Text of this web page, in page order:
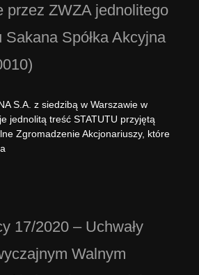
przez ZWZA jednolitego
Spółka Akcyjna
S.A. z siedzibą w Warszawie w
jednolitą treść STATUTU przyjętą
Zgromadzenie Akcjonariuszy, które
17/2020 – Uchwały
Walnym